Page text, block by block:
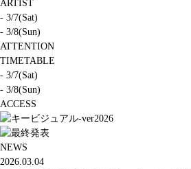
ARTIST
- 3/7(Sat)
- 3/8(Sun)
ATTENTION
TIMETABLE
- 3/7(Sat)
- 3/8(Sun)
ACCESS
NEWS
2026.03.04